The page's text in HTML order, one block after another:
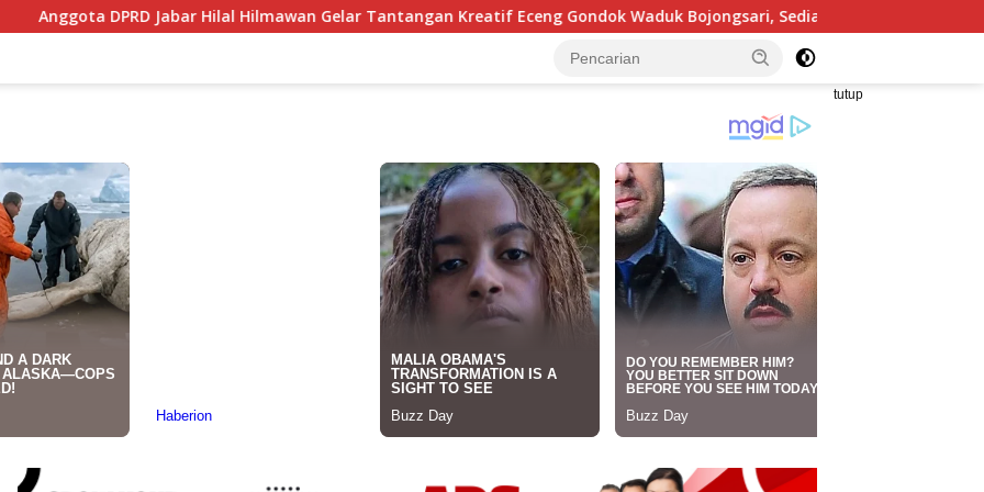
Hilmawan Gelar Tantangan Kreatif Eceng Gondok Waduk Bojongsari, Sediakan Hadiah Rp10 Juta dan Modal Usaha
tutup